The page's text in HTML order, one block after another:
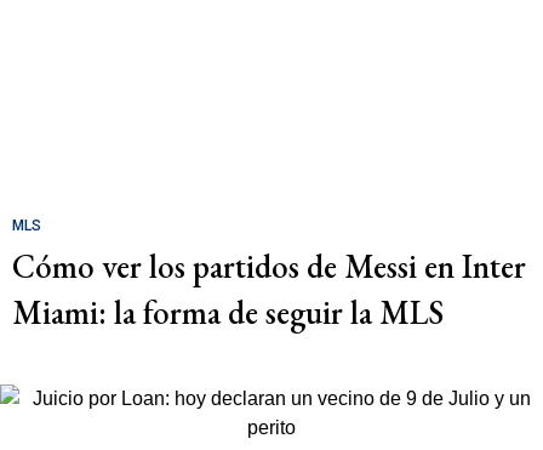
MLS
Cómo ver los partidos de Messi en Inter
Miami: la forma de seguir la MLS